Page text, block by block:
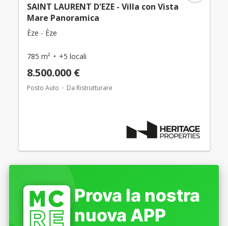
SAINT LAURENT D'EZE - Villa con Vista
Mare Panoramica
Èze - Èze
785 m² +5 locali
8.500.000 €
Posto Auto Da Ristrutturare
Prova la nostra
nuova APP